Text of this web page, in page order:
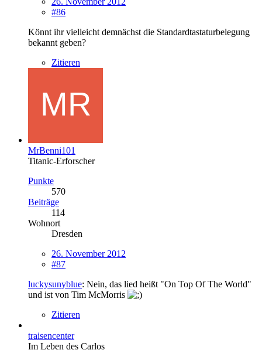
#86
Könnt ihr vielleicht demnächst die Standardtastaturbelegung
bekannt geben?
Zitieren
MrBenni101
Titanic-Erforscher
Punkte
570
Beiträge
114
Wohnort
Dresden
26. November 2012
#87
luckysunyblue: Nein, das lied heißt "On Top Of The World"
und ist von Tim McMorris
Zitieren
traisencenter
Im Leben des Carlos